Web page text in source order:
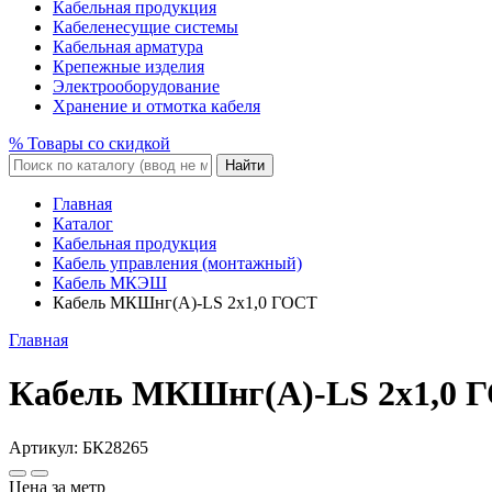
Кабельная продукция
Кабеленесущие системы
Кабельная арматура
Крепежные изделия
Электрооборудование
Хранение и отмотка кабеля
% Товары со скидкой
Найти
Главная
Каталог
Кабельная продукция
Кабель управления (монтажный)
Кабель МКЭШ
Кабель МКШнг(A)-LS 2x1,0 ГОСТ
Главная
Кабель МКШнг(A)-LS 2x1,0
Артикул: БК28265
Цена за метр